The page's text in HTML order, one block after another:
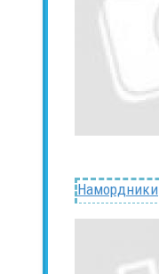
Намордники